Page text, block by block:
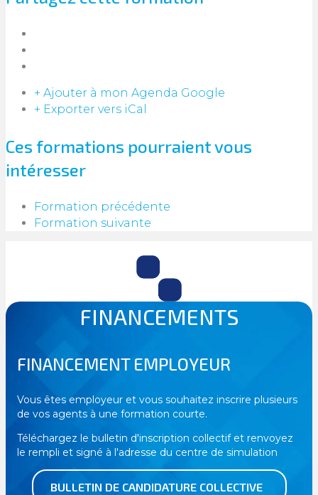
+ Ajouter à mon Agenda Google
+ Exporter vers iCal
Ces formations pourraient vous
intéresser
Formation précédente
Formation suivante
FINANCEMENTS
FINANCEMENT EMPLOYEUR
Vous êtes employeur et vous souhaitez inscrire plusieurs
de vos agents à une formation courte.
Téléchargez le bulletin d'inscription collectif et renvoyez
le rempli et signé à l'adresse du centre de simulation
BULLETIN DE CANDIDATURE COLLECTIVE